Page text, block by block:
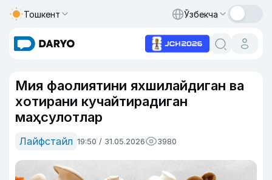
Тошкент Ўзбекча
Мия фаолиятини яхшилайдиган ва
хотирани кучайтирадиган
маҳсулотлар
Лайфстайл 19:50 / 31.05.2026 3980